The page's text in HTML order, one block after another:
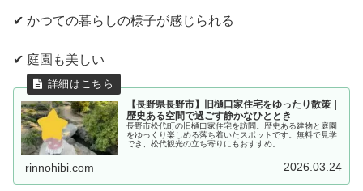
✔ かつての暮らしの様子が感じられる
✔ 庭園も美しい
【長野県長野市】旧樋口家住宅をゆったり散策｜
歴史ある空間で過ごす静かなひととき
長野市松代町の旧樋口家住宅を訪問。歴史ある建物と庭園
をゆっくり楽しめる落ち着いたスポットです。無料で見学
でき、松代観光の立ち寄りにもおすすめ。
rinnohibi.com 2026.03.24